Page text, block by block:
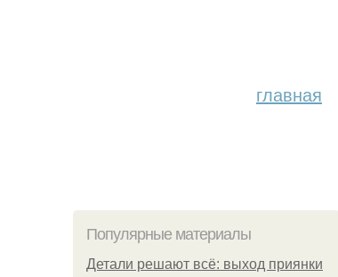
главная
Популярные материалы
Детали решают всё: выход приянки